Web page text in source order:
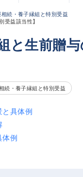
続・養子縁組と特別受益
受益該当性】
と生前贈
続・養子縁組と特別受益
具体例
例